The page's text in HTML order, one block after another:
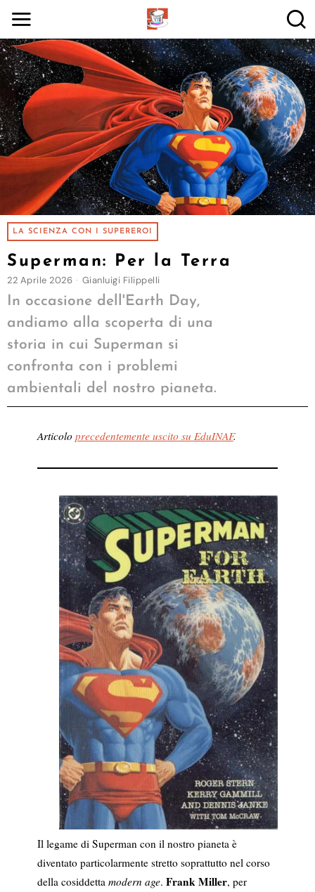
LA SCIENZA CON I SUPEREROI
Superman: Per la Terra
22 Aprile 2026 Gianluigi Filippelli
In occasione dell'Earth Day,
andiamo alla scoperta di una
storia in cui Superman si
confronta con i problemi
ambientali del nostro pianeta.
Articolo precedentemente uscito su EduINAF.
Il legame di Superman con il nostro pianeta è
diventato particolarmente stretto soprattutto nel corso
della cosiddetta modern age. Frank Miller, per